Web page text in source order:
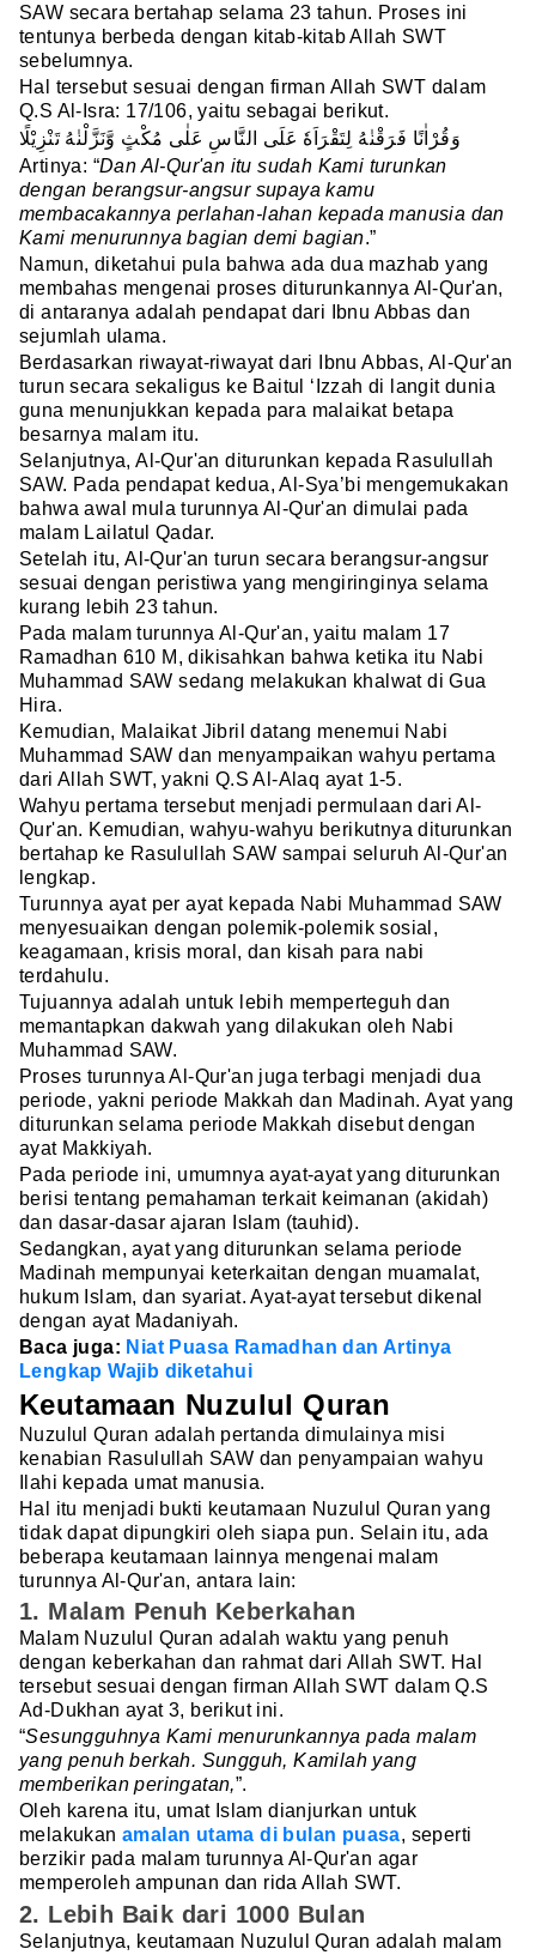
SAW secara bertahap selama 23 tahun. Proses ini
tentunya berbeda dengan kitab-kitab Allah SWT
sebelumnya.
Hal tersebut sesuai dengan firman Allah SWT dalam
Q.S Al-Isra: 17/106, yaitu sebagai berikut.
وَقُرْاٰنًا فَرَقْنٰهُ لِتَقْرَاَهٗ عَلَى النَّاسِ عَلٰى مُكْثٍ وَّنَزَّلْنٰهُ تَنْزِيْلًا
Artinya: “Dan Al-Qur'an itu sudah Kami turunkan
dengan berangsur-angsur supaya kamu
membacakannya perlahan-lahan kepada manusia dan
Kami menurunnya bagian demi bagian.”
Namun, diketahui pula bahwa ada dua mazhab yang
membahas mengenai proses diturunkannya Al-Qur'an,
di antaranya adalah pendapat dari Ibnu Abbas dan
sejumlah ulama.
Berdasarkan riwayat-riwayat dari Ibnu Abbas, Al-Qur'an
turun secara sekaligus ke Baitul ‘Izzah di langit dunia
guna menunjukkan kepada para malaikat betapa
besarnya malam itu.
Selanjutnya, Al-Qur'an diturunkan kepada Rasulullah
SAW. Pada pendapat kedua, Al-Sya’bi mengemukakan
bahwa awal mula turunnya Al-Qur'an dimulai pada
malam Lailatul Qadar.
Setelah itu, Al-Qur'an turun secara berangsur-angsur
sesuai dengan peristiwa yang mengiringinya selama
kurang lebih 23 tahun.
Pada malam turunnya Al-Qur'an, yaitu malam 17
Ramadhan 610 M, dikisahkan bahwa ketika itu Nabi
Muhammad SAW sedang melakukan khalwat di Gua
Hira.
Kemudian, Malaikat Jibril datang menemui Nabi
Muhammad SAW dan menyampaikan wahyu pertama
dari Allah SWT, yakni Q.S Al-Alaq ayat 1-5.
Wahyu pertama tersebut menjadi permulaan dari Al-
Qur'an. Kemudian, wahyu-wahyu berikutnya diturunkan
bertahap ke Rasulullah SAW sampai seluruh Al-Qur'an
lengkap.
Turunnya ayat per ayat kepada Nabi Muhammad SAW
menyesuaikan dengan polemik-polemik sosial,
keagamaan, krisis moral, dan kisah para nabi
terdahulu.
Tujuannya adalah untuk lebih memperteguh dan
memantapkan dakwah yang dilakukan oleh Nabi
Muhammad SAW.
Proses turunnya Al-Qur'an juga terbagi menjadi dua
periode, yakni periode Makkah dan Madinah. Ayat yang
diturunkan selama periode Makkah disebut dengan
ayat Makkiyah.
Pada periode ini, umumnya ayat-ayat yang diturunkan
berisi tentang pemahaman terkait keimanan (akidah)
dan dasar-dasar ajaran Islam (tauhid).
Sedangkan, ayat yang diturunkan selama periode
Madinah mempunyai keterkaitan dengan muamalat,
hukum Islam, dan syariat. Ayat-ayat tersebut dikenal
dengan ayat Madaniyah.
Baca juga: Niat Puasa Ramadhan dan Artinya
Lengkap Wajib diketahui
Keutamaan Nuzulul Quran
Nuzulul Quran adalah pertanda dimulainya misi
kenabian Rasulullah SAW dan penyampaian wahyu
Ilahi kepada umat manusia.
Hal itu menjadi bukti keutamaan Nuzulul Quran yang
tidak dapat dipungkiri oleh siapa pun. Selain itu, ada
beberapa keutamaan lainnya mengenai malam
turunnya Al-Qur'an, antara lain:
1. Malam Penuh Keberkahan
Malam Nuzulul Quran adalah waktu yang penuh
dengan keberkahan dan rahmat dari Allah SWT. Hal
tersebut sesuai dengan firman Allah SWT dalam Q.S
Ad-Dukhan ayat 3, berikut ini.
“Sesungguhnya Kami menurunkannya pada malam
yang penuh berkah. Sungguh, Kamilah yang
memberikan peringatan,”.
Oleh karena itu, umat Islam dianjurkan untuk
melakukanamalan utama di bulan puasa, seperti
berzikir pada malam turunnya Al-Qur'an agar
memperoleh ampunan dan rida Allah SWT.
2. Lebih Baik dari 1000 Bulan
Selanjutnya, keutamaan Nuzulul Quran adalah malam